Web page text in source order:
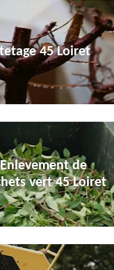
45 Loiret
Enlevement de
vert 45 Loiret